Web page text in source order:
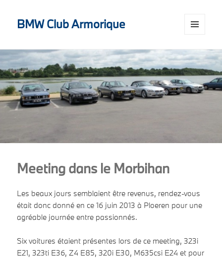
BMW Club Armorique
WIDGETS
Meeting dans le Morbihan
Les beaux jours semblaient être revenus, rendez-vous
était donc donné en ce 16 juin 2013 à Ploeren pour une
agréable journée entre passionnés.
Six voitures étaient présentes lors de ce meeting, 323i
E21, 323ti E36, Z4 E85, 320i E30, M635csi E24 et pour